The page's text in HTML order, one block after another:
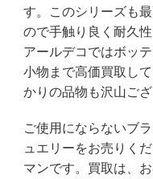
す。このシリーズも
ので手触り良く耐久性
アールデコではボッ
小物まで高価買取し
かりの品物も沢山ござ
ご使用にならないブ
ュエリーをお売りく
マンです。買取は、